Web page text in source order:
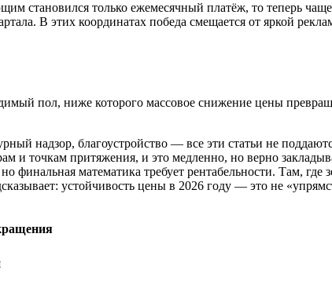
становился только ежемесячный платёж, то теперь
В этих координатах победа смещается от яркой
пол, ниже которого массовое снижение цены
надзор, благоустройство — все эти статьи не
и точкам притяжения, и это медленно, но верно
финальная математика требует рентабельности. Там,
устойчивость цены в 2026 году — это не